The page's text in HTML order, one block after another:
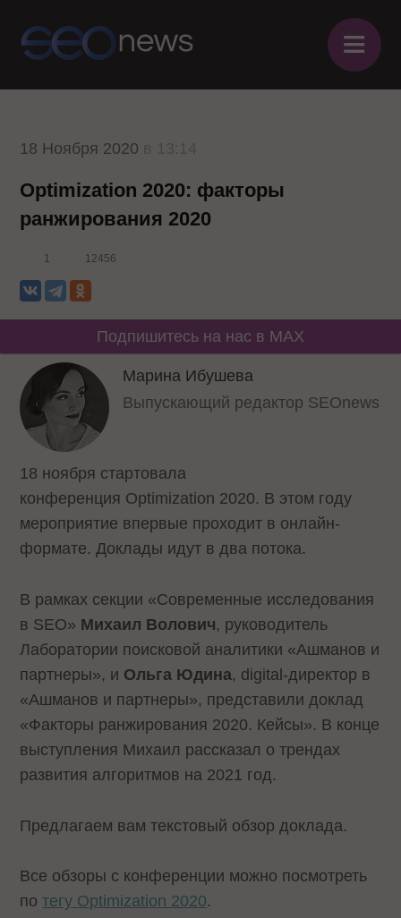
≡
18 Ноября 2020
Optimization 2020: факторы
ранжирования 2020
1 12456
Подпишитесь на нас в MAX
Марина Ибушева
Выпускающий редактор SEOnews
18 ноября стартовала
конференция Optimization 2020. В этом году
мероприятие впервые проходит в онлайн-
формате. Доклады идут в два потока.
В рамках секции «Современные исследования
в SEO» Михаил Волович, руководитель
Лаборатории поисковой аналитики «Ашманов и
партнеры», и Ольга Юдина, digital-директор в
«Ашманов и партнеры», представили доклад
«Факторы ранжирования 2020. Кейсы». В конце
выступления Михаил рассказал о трендах
развития алгоритмов на 2021 год.
Предлагаем вам текстовый обзор доклада.
Все обзоры с конференции можно посмотреть
потегу Optimization 2020.